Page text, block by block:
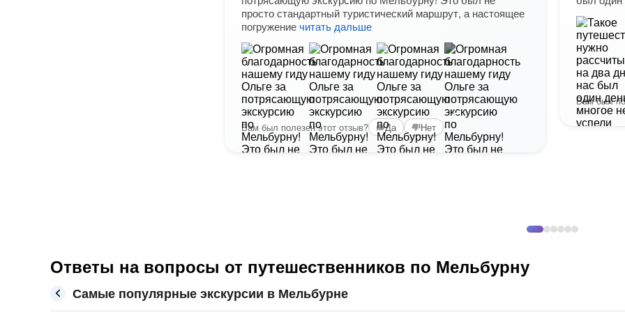
просто стандартный туристический маршрут, а настоящее
погружениечитать дальше
+5
Вам был полезен этот отзыв? Да Нет
Вам был
Ответы на вопросы от путешественников по Мельбурну
Самые популярные экскурсии в Мельбурне